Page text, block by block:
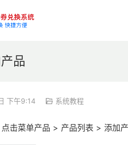
品
下午9:14 系统教程
击菜单产品 > 产品列表 > 添加